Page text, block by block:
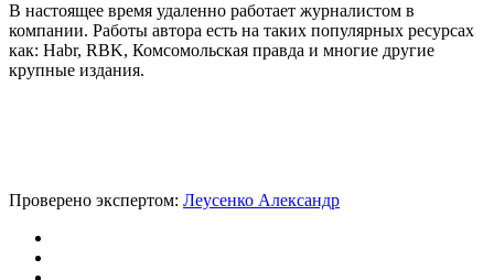
В настоящее время удаленно работает журналистом в
компании. Работы автора есть на таких популярных ресурсах
как: Habr, RBK, Комсомольская правда и многие другие
крупные издания.
Проверено экспертом: Леусенко Александр